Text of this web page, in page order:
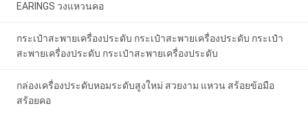
EARINGS วงแหวนคอ
กระเป๋าสะพายเครื่องประดับ กระเป๋าสะพายเครื่องประดับ กระเป๋า
สะพายเครื่องประดับ กระเป๋าสะพายเครื่องประดับ
กล่องเครื่องประดับหอมระดับสูงใหม่ สวยงาม แหวน สร้อยข้อมือ
สร้อยคอ